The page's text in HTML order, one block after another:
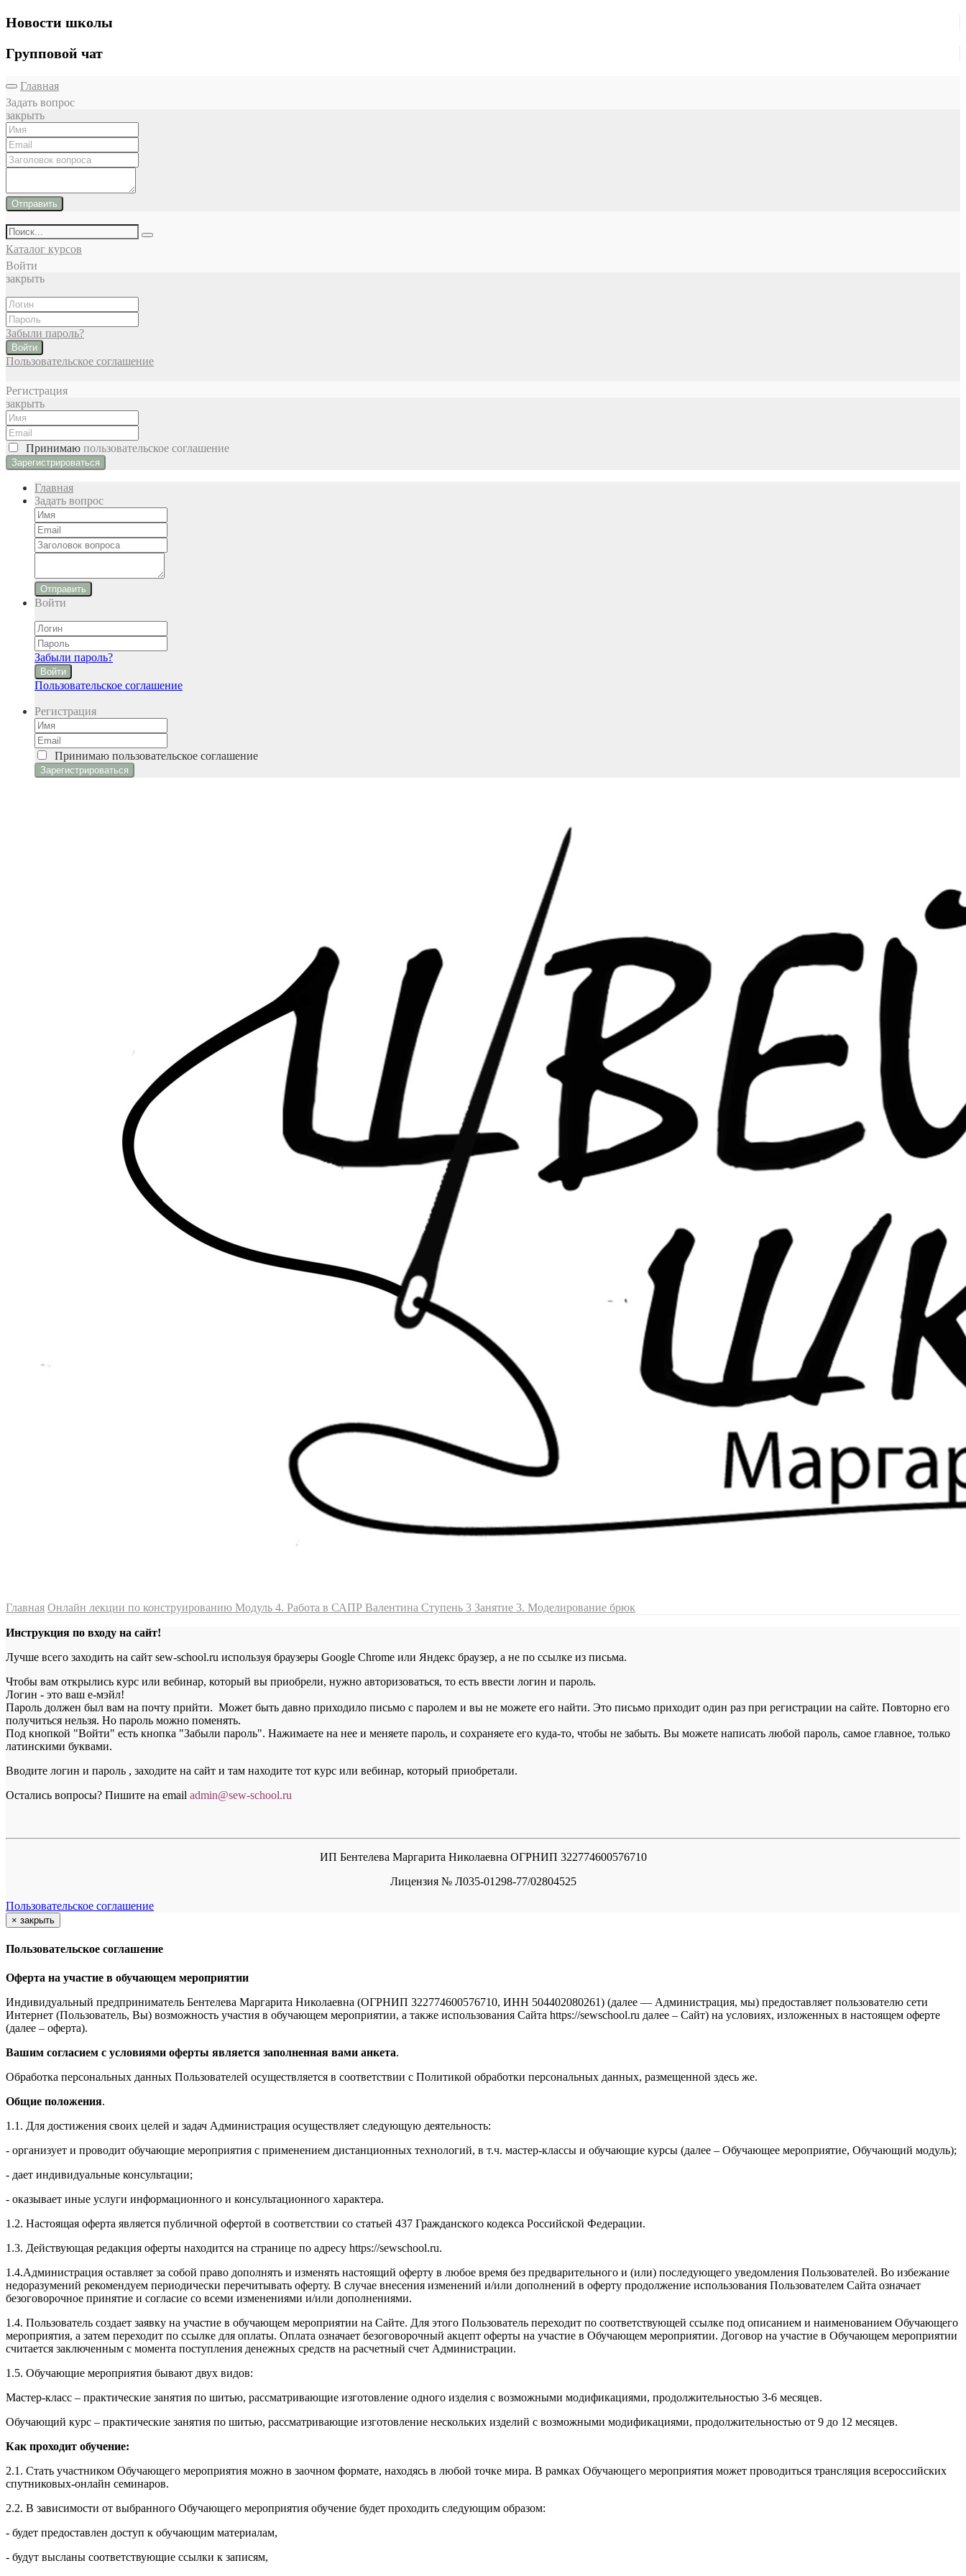
Новости школы
Групповой чат
Главная
Задать вопрос
закрыть
Отправить
Каталог курсов
Войти
закрыть
Забыли пароль?
Войти
Пользовательское соглашение
Регистрация
закрыть
Принимаю пользовательское соглашение
Главная
Задать вопрос
Отправить
Войти
Забыли пароль?
Войти
Пользовательское соглашение
Регистрация
Принимаю пользовательское соглашение
Главная Онлайн лекции по конструированию Модуль 4. Работа в САПР Валентина Ступень 3 Занятие 3. Моделирование брюк
Инструкция по входу на сайт!
Лучше всего заходить на сайт sew-school.ru используя браузеры Google Chrome или Яндекс браузер, а не по ссылке из письма.
Чтобы вам открылись курс или вебинар, который вы приобрели, нужно авторизоваться, то есть ввести логин и пароль.
Логин - это ваш е-мэйл!
Пароль должен был вам на почту прийти. Может быть давно приходило письмо с паролем и вы не можете его найти. Это письмо приходит один раз при регистрации на сайте. Повторно его
получиться нельзя. Но пароль можно поменять.
Под кнопкой "Войти" есть кнопка "Забыли пароль". Нажимаете на нее и меняете пароль, и сохраняете его куда-то, чтобы не забыть. Вы можете написать любой пароль, самое главное, только
латинскими буквами.
Вводите логин и пароль , заходите на сайт и там находите тот курс или вебинар, который приобретали.
Остались вопросы? Пишите на email admin@sew-school.ru
ИП Бентелева Маргарита Николаевна ОГРНИП 322774600576710
Лицензия № Л035-01298-77/02804525
Пользовательское соглашение
× закрыть
Пользовательское соглашение
Оферта на участие в обучающем мероприятии
Индивидуальный предприниматель Бентелева Маргарита Николаевна (ОГРНИП 322774600576710, ИНН 504402080261) (далее — Администрация, мы) предоставляет пользователю сети
Интернет (Пользователь, Вы) возможность участия в обучающем мероприятии, а также использования Сайта https://sewschool.ru далее – Сайт) на условиях, изложенных в настоящем оферте
(далее – оферта).
Вашим согласием с условиями оферты является заполненная вами анкета.
Обработка персональных данных Пользователей осуществляется в соответствии с Политикой обработки персональных данных, размещенной здесь же.
Общие положения.
1.1. Для достижения своих целей и задач Администрация осуществляет следующую деятельность:
- организует и проводит обучающие мероприятия с применением дистанционных технологий, в т.ч. мастер-классы и обучающие курсы (далее – Обучающее мероприятие, Обучающий модуль);
- дает индивидуальные консультации;
- оказывает иные услуги информационного и консультационного характера.
1.2. Настоящая оферта является публичной офертой в соответствии со статьей 437 Гражданского кодекса Российской Федерации.
1.3. Действующая редакция оферты находится на странице по адресу https://sewschool.ru.
1.4.Администрация оставляет за собой право дополнять и изменять настоящий оферту в любое время без предварительного и (или) последующего уведомления Пользователей. Во избежание
недоразумений рекомендуем периодически перечитывать оферту. В случае внесения изменений и/или дополнений в оферту продолжение использования Пользователем Сайта означает
безоговорочное принятие и согласие со всеми изменениями и/или дополнениями.
1.4. Пользователь создает заявку на участие в обучающем мероприятии на Сайте. Для этого Пользователь переходит по соответствующей ссылке под описанием и наименованием Обучающего
мероприятия, а затем переходит по ссылке для оплаты. Оплата означает безоговорочный акцепт оферты на участие в Обучающем мероприятии. Договор на участие в Обучающем мероприятии
считается заключенным с момента поступления денежных средств на расчетный счет Администрации.
1.5. Обучающие мероприятия бывают двух видов:
Мастер-класс – практические занятия по шитью, рассматривающие изготовление одного изделия с возможными модификациями, продолжительностью 3-6 месяцев.
Обучающий курс – практические занятия по шитью, рассматривающие изготовление нескольких изделий с возможными модификациями, продолжительностью от 9 до 12 месяцев.
Как проходит обучение:
2.1. Стать участником Обучающего мероприятия можно в заочном формате, находясь в любой точке мира. В рамках Обучающего мероприятия может проводиться трансляция всероссийских
спутниковых-онлайн семинаров.
2.2. В зависимости от выбранного Обучающего мероприятия обучение будет проходить следующим образом:
- будет предоставлен доступ к обучающим материалам,
- будут высланы соответствующие ссылки к записям,